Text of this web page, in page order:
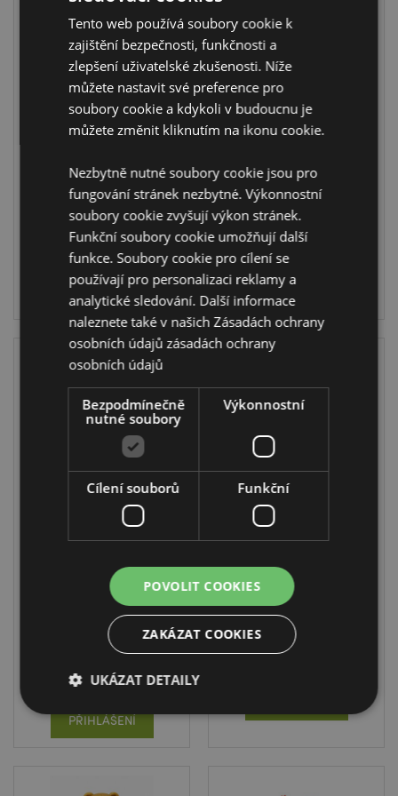
Plyšová hračka
J'Adoramals -
Srdce - Lední
CUSH521
SKLADEM:
23/11/2026
PŘIHLÁŠENÍ
ozdoba - vyšívání
- Amore - Srdce
SKLADEM:
17/10/2026
PŘIHLÁŠENÍ
Emoční
postavička -
háčkovaná -
růže
EMO05
SKLADEM:
PŘIHLÁŠENÍ
postavička -
háčkovaná -
EMO08
SKLADEM:
25/10/2026
Tento web používá soubory cookie k
zajištění bezpečnosti, funkčnosti a
zlepšení uživatelské zkušenosti. Níže
můžete nastavit své preference pro
soubory cookie a kdykoli v budoucnu je
můžete změnit kliknutím na ikonu cookie.
Nezbytně nutné soubory cookie jsou pro
fungování stránek nezbytné. Výkonnostní
soubory cookie zvyšují výkon stránek.
Funkční soubory cookie umožňují další
funkce. Soubory cookie pro cílení se
používají pro personalizaci reklamy a
analytické sledování. Další informace
naleznete také v našich Zásadách ochrany
osobních údajůzásadách ochrany
osobních údajů
Bezpodmínečně
nutné soubory
Výkonnostní
Cílení souborů Funkční
POVOLIT COOKIES
ZAKÁZAT COOKIES
UKÁZAT DETAILY